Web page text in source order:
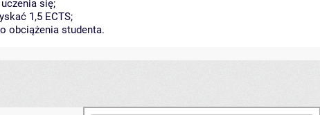
się;
1,5 ECTS;
obciążenia studenta.